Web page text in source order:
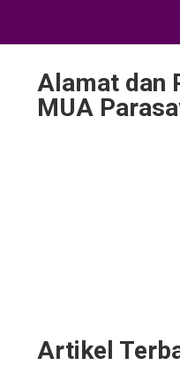
Alamat dan
MUA
Artikel